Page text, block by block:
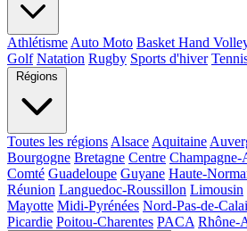
Athlétisme Auto Moto Basket Hand
Golf Natation Rugby Sports d'hiver
Régions
Toutes les régions Alsace Aquitaine
Bourgogne Bretagne Centre Champagne-
Comté Guadeloupe Guyane Haute-
Réunion Languedoc-Roussillon Limousin
Mayotte Midi-Pyrénées Nord-Pas-de-
Picardie Poitou-Charentes PACA Rhône-